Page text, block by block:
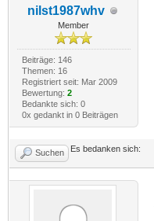
nilst1987whv
Member
Beiträge: 146
Themen: 16
Registriert seit: Mar 2009
Bewertung: 2
Bedankte sich: 0
0x gedankt in 0 Beiträgen
Suchen Es bedanken sich: